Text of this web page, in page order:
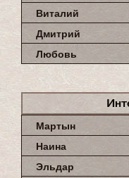
Виталий
Дмитрий
Любовь
Мартын
Наина
Эльдар